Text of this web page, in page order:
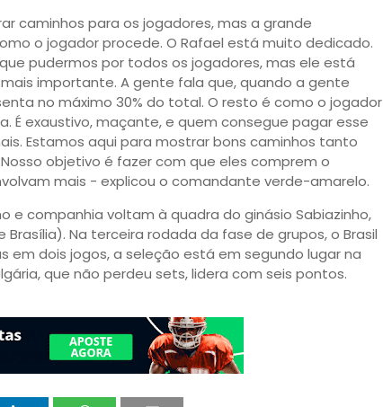
caminhos para os jogadores, mas a grande
o jogador procede. O Rafael está muito dedicado.
pudermos por todos os jogadores, mas ele está
importante. A gente fala que, quando a gente
no máximo 30% do total. O resto é como o jogador
É exaustivo, maçante, e quem consegue pagar esse
Estamos aqui para mostrar bons caminhos tanto
objetivo é fazer com que eles comprem o
mais - explicou o comandante verde-amarelo.
e companhia voltam à quadra do ginásio Sabiazinho,
Brasília). Na terceira rodada da fase de grupos, o Brasil
em dois jogos, a seleção está em segundo lugar na
que não perdeu sets, lidera com seis pontos.